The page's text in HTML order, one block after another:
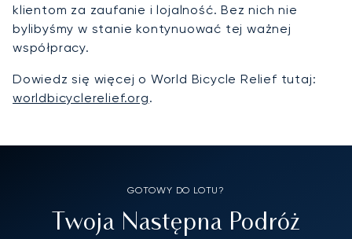
klientom za zaufanie i lojalność. Bez nich nie
bylibyśmy w stanie kontynuować tej ważnej
współpracy.
Dowiedz się więcej o World Bicycle Relief tutaj:
worldbicyclerelief.org.
GOTOWY DO LOTU?
Twoja Następna Podróż